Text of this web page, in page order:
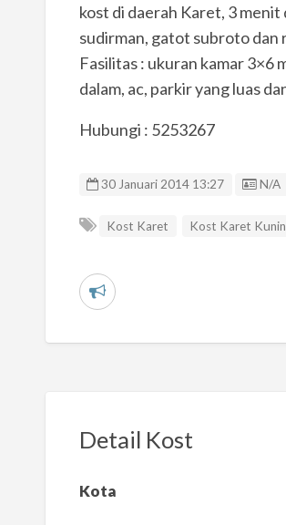
kost di daerah Karet, 3
sudirman, gatot subroto dan
Fasilitas : ukuran kamar 3×6
dalam, ac, parkir yang luas
Hubungi : 5253267
30 Januari 2014 13:27 N/A
Kost Karet Kost Karet
L
a
m
Detail Kost
Kota